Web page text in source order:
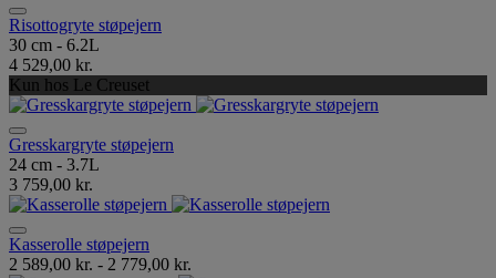
Risottogryte støpejern
30 cm - 6.2L
4 529,00 kr.
Kun hos Le Creuset
Gresskargryte støpejern
24 cm - 3.7L
3 759,00 kr.
Kasserolle støpejern
2 589,00 kr. - 2 779,00 kr.